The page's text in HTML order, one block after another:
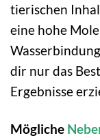
tierischen
eine hohe
dir nur das
Ergebnisse
Mögliche